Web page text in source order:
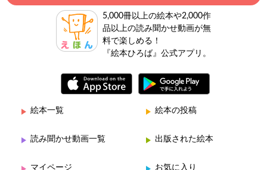
5,000冊以上の絵本や2,000作
品以上の読み聞かせ動画が無
料で楽しめる！
『絵本ひろば』公式アプリ。
絵本一覧 絵本の投稿
読み聞かせ動画一覧 出版された絵本
マイページ お気に入り